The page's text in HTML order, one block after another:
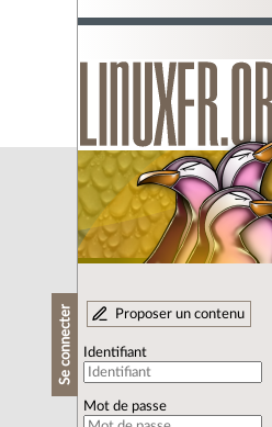
Se connecter Proposer un contenu
Identifiant
Mot de passe